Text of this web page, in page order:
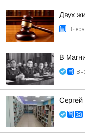
Двух
В
Сергей